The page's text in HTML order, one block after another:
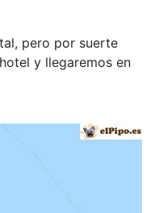
pero por suerte
y llegaremos en